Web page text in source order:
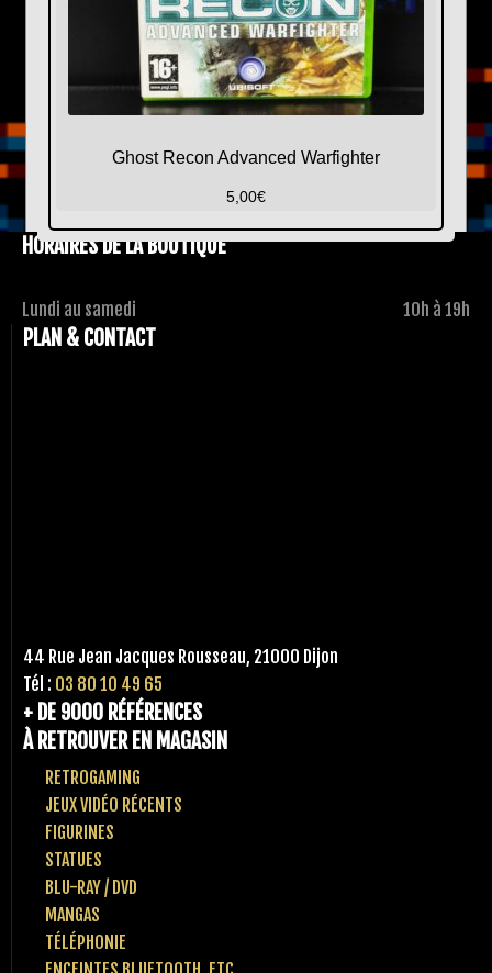
Ghost Recon Advanced Warfighter
5,00€
HORAIRES DE LA BOUTIQUE
Lundi au samedi 10h à 19h
PLAN & CONTACT
44 Rue Jean Jacques Rousseau, 21000 Dijon
Tél : 03 80 10 49 65
+ DE 9000 RÉFÉRENCES
À RETROUVER EN MAGASIN
RETROGAMING
JEUX VIDÉO RÉCENTS
FIGURINES
STATUES
BLU-RAY / DVD
MANGAS
TÉLÉPHONIE